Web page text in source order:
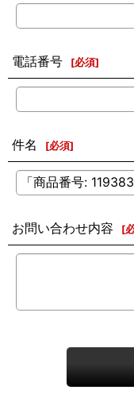
電話番号 [必須]
件名 [必須]
お問い合わせ内容 [